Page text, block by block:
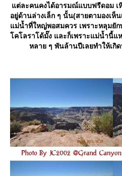
ต่ละคนคงได้อารมณ์แบบฟรีดอม เ
อยู่ด้านล่างเล็ก ๆ นั้น(สายตามองเห็
ม่น้ำที่ใหญ่พอสมควร เพราะหลุมยัก
คโลราโด้มั๊ง และก็เพราะแม่น้ำนี้แ
หลาย ๆ พันล้านปีเลยทำให้เ